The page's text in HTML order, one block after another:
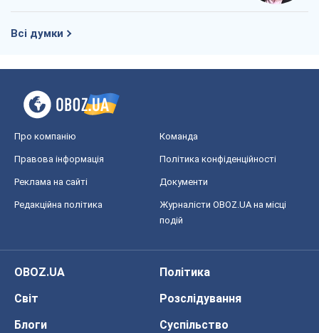
Всі думки
Про компанію Команда
Правова інформація Політика конфіденційності
Реклама на сайті Документи
Редакційна політика
Журналісти OBOZ.UA на місці
подій
OBOZ.UA
Політика
Світ
Розслідування
Блоги
Суспільство